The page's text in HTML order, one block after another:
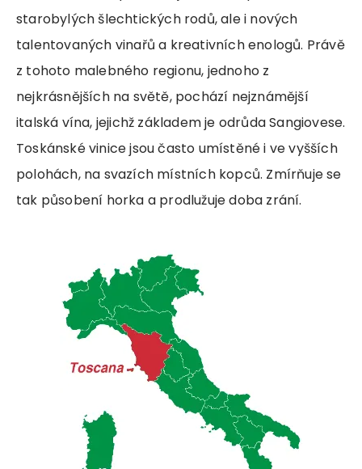
starobylých šlechtických rodů, ale i nových
talentovaných vinařů a kreativních enologů. Právě
z tohoto malebného regionu, jednoho z
nejkrásnějších na světě, pochází nejznámější
italská vína, jejichž základem je odrůda Sangiovese.
Toskánské vinice jsou často umístěné i ve vyšších
polohách, na svazích místních kopců. Zmírňuje se
tak působení horka a prodlužuje doba zrání.